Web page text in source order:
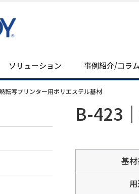
ソリューション 事例紹介/コラム
転写プリンター用ポリエステル基材
B-423
基